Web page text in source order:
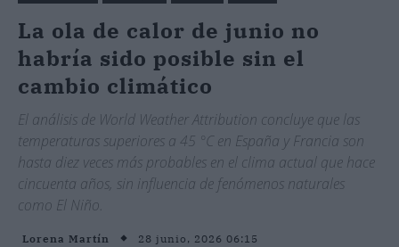
La ola de calor de junio no
habría sido posible sin el
cambio climático
El análisis de World Weather Attribution concluye que las
temperaturas superiores a 45 °C en España y Francia son
hasta diez veces más probables en el clima actual que hace
cincuenta años, sin influencia de fenómenos naturales
como El Niño.
Lorena Martín 28 junio, 2026 06:15